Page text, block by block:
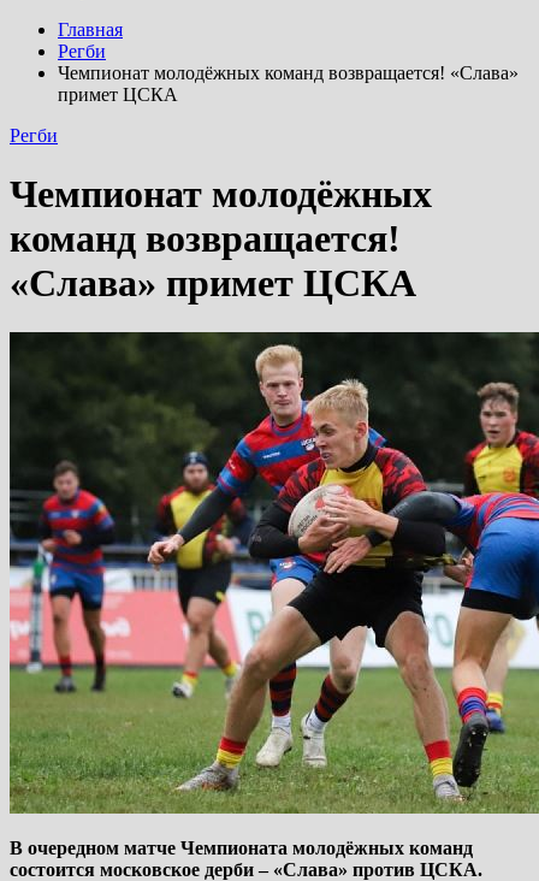
Главная
Регби
Чемпионат молодёжных команд возвращается! «Слава»
примет ЦСКА
Регби
Чемпионат молодёжных
команд возвращается!
«Слава» примет ЦСКА
В очередном матче Чемпионата молодёжных команд
состоится московское дерби – «Слава» против ЦСКА.